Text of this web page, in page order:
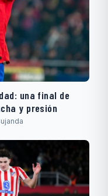
una final de
y presión